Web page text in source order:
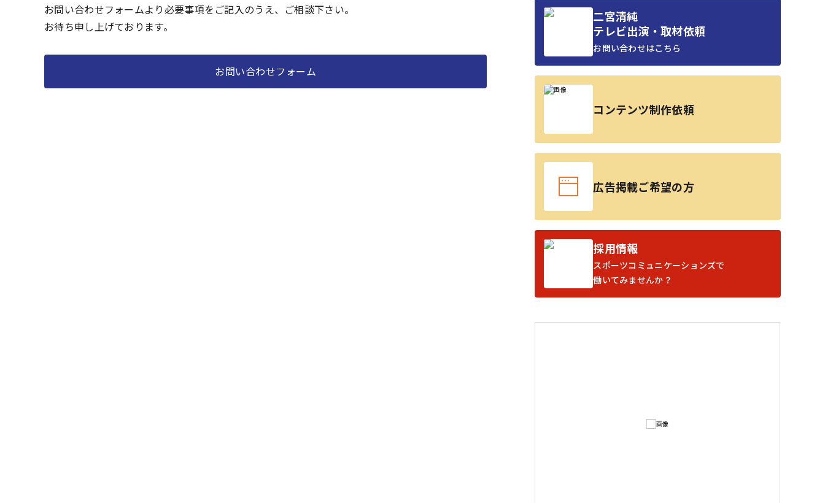
お問い合わせフォームより必要事項をご記入のうえ、ご相談下さい。
お待ち申し上げております。
お問い合わせフォーム
二宮清純
テレビ出演・取材依頼
お問い合わせはこちら
コンテンツ制作依頼
広告掲載ご希望の方
採用情報
スポーツコミュニケーションズで
働いてみませんか？